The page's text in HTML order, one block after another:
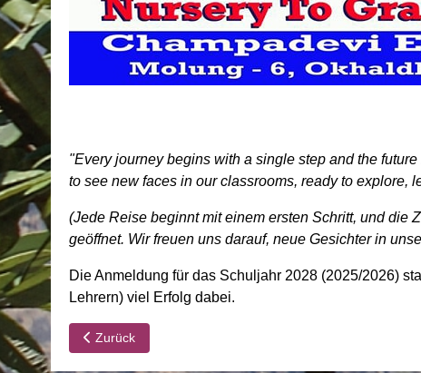
"Every journey begins with a single step and the
to see new faces in our classrooms, ready to explore,
(Jede Reise beginnt mit einem ersten Schritt, und die
geöffnet. Wir freuen uns darauf, neue Gesichter in
Die Anmeldung für das Schuljahr 2028 (2025/2026)
Lehrern) viel Erfolg dabei.
Vorheriger Beitrag: CDS: großartige Prüfungsergebnisse
Zurück